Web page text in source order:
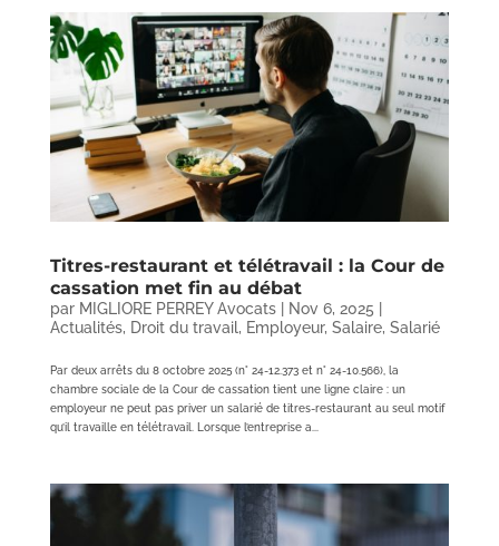
Titres-restaurant et télétravail : la Cour de
cassation met fin au débat
par MIGLIORE PERREY Avocats| Nov 6, 2025
Actualités, Droit du travail, Employeur, Salaire, Salarié
Par deux arrêts du 8 octobre 2025 (n° 24-12.373 et n° 24-10.566), la
chambre sociale de la Cour de cassation tient une ligne claire : un
employeur ne peut pas priver un salarié de titres-restaurant au seul motif
qu’il travaille en télétravail. Lorsque l’entreprise a...